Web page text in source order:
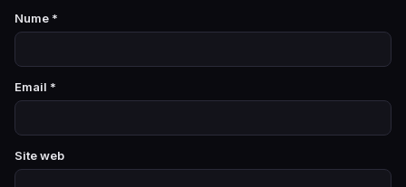
Nume *
Email *
Site web